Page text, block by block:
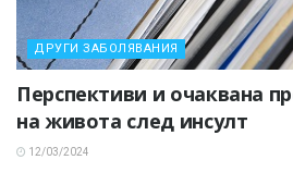
ДРУГИ ЗАБОЛЯВАНИЯ
Перспективи и очаквана
на живота след инсулт
12/03/2024